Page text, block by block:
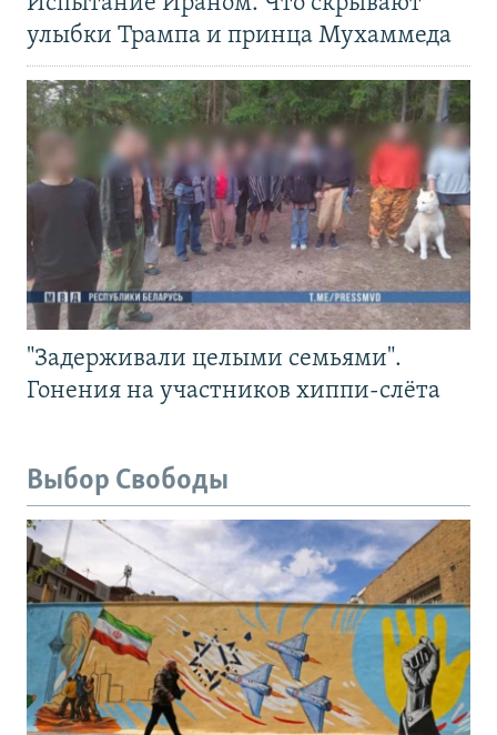
улыбки Трампа и принца Мухаммеда
"Задерживали целыми семьями".
Гонения на участников хиппи-слёта
Выбор Свободы